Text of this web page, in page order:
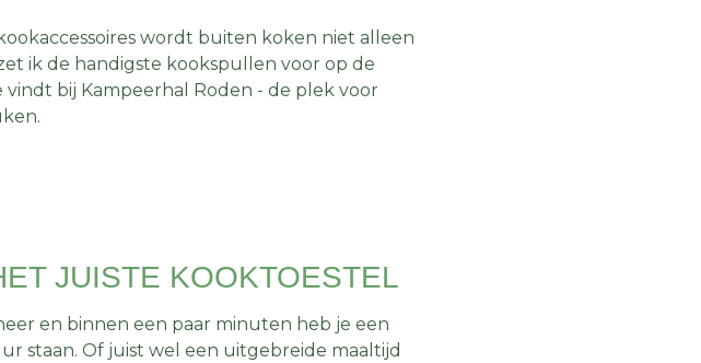
wordt buiten koken niet alleen
ik de handigste kookspullen voor op de
bij Kampeerhal Roden - de plek voor
JUISTE KOOKTOESTEL
en binnen een paar minuten heb je een
staan. Of juist wel een uitgebreide maaltijd